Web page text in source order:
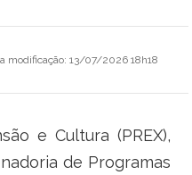
modificação: 13/07/2026 18h18
e Cultura (PREX),
de Programas